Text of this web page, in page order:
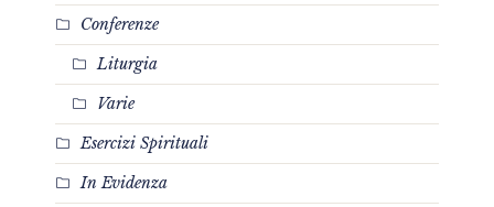
Conferenze
Liturgia
Varie
Esercizi Spirituali
In Evidenza